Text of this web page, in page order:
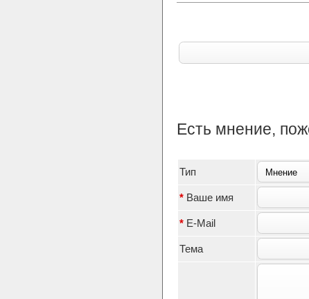
Есть мнение,
Тип
* Ваше имя
* E-Mail
Тема